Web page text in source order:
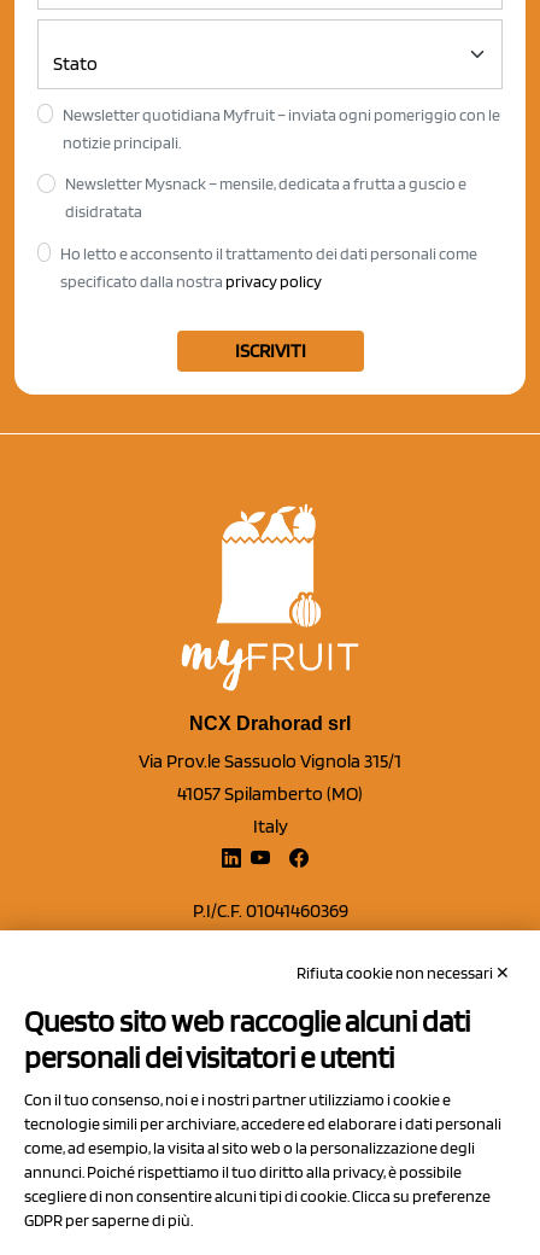
Newsletter quotidiana Myfruit – inviata ogni pomeriggio con le
notizie principali.
Newsletter Mysnack – mensile, dedicata a frutta a guscio e
disidratata
Ho letto e acconsento il trattamento dei dati personali come
specificato dalla nostra privacy policy
ISCRIVITI
NCX Drahorad srl
Via Prov.le Sassuolo Vignola 315/1
41057 Spilamberto (MO)
Italy
P.I/C.F. 01041460369
Capitale sociale Euro 50.000,00 i.v.
Contatti
Privacy Policy
Cookie Policy
Chi Siamo
Rifiuta cookie non necessari ✕
Questo sito web raccoglie alcuni dati
personali dei visitatori e utenti
Con il tuo consenso, noi e i nostri partner utilizziamo i cookie e
tecnologie simili per archiviare, accedere ed elaborare i dati personali
come, ad esempio, la visita al sito web o la personalizzazione degli
annunci. Poiché rispettiamo il tuo diritto alla privacy, è possibile
scegliere di non consentire alcuni tipi di cookie. Clicca su preferenze
GDPR per saperne di più.